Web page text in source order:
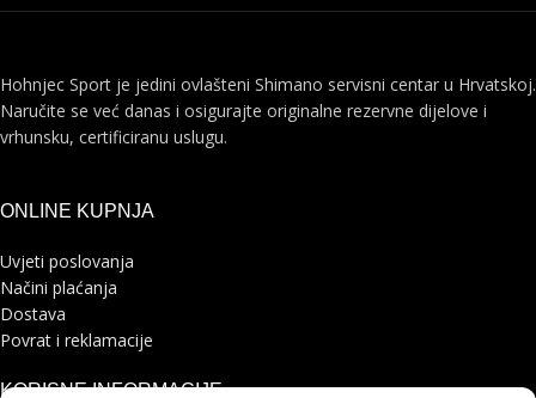
Hohnjec Sport je jedini ovlašteni Shimano servisni centar u Hrvatskoj.
Naručite se već danas i osigurajte originalne rezervne dijelove i
vrhunsku, certificiranu uslugu.
ONLINE KUPNJA
Uvjeti poslovanja
Načini plaćanja
Dostava
Povrat i reklamacije
KORISNE INFORMACIJE